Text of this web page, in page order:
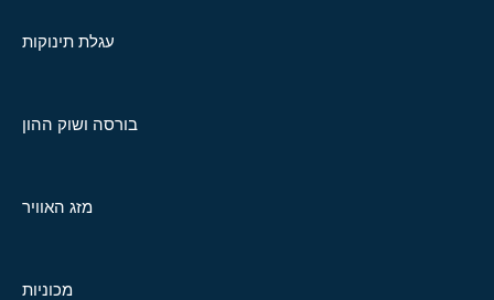
עגלת תינוקות
בורסה ושוק ההון
מזג האוויר
מכוניות